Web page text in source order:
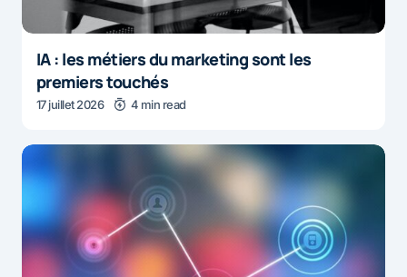
IA : les métiers du marketing sont les
premiers touchés
17 juillet 2026 4 min read